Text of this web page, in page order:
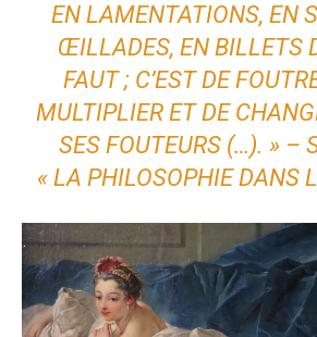
EN LAMENTATIONS, EN
ŒILLADES, EN BILLETS
FAUT ; C’EST DE
MULTIPLIER ET DE
SES FOUTEURS (…). » –
« LA PHILOSOPHIE DANS